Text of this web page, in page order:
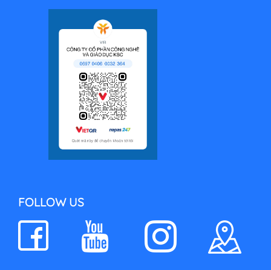
FOLLOW US